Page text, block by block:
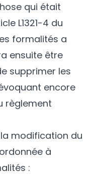
qui était
L1321-4 du
formalités a
ensuite être
supprimer les
encore
règlement
modification du
à
: